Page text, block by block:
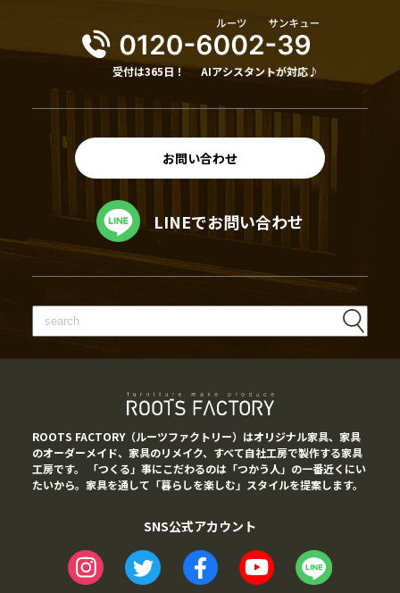
受付は365日！ AIアシスタントが対応♪
お問い合わせ
LINEでお問い合わせ
ROOTS FACTORY（ルーツファクトリー）はオリジナル家具、家具
のオーダーメイド、家具のリメイク、すべて自社工房で製作する家具
工房です。 「つくる」事にこだわるのは「つかう人」の一番近くにい
たいから。家具を通して「暮らしを楽しむ」スタイルを提案します。
SNS公式アカウント